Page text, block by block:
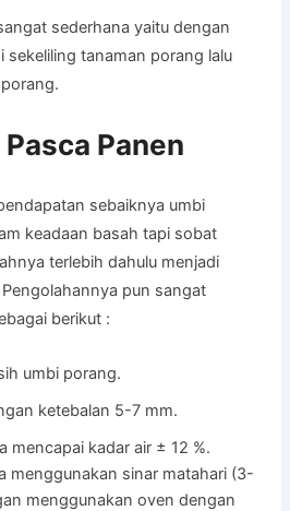
sederhana yaitu dengan
sekeliling tanaman porang lalu
Panen
sebaiknya umbi
keadaan basah tapi sobat
terlebih dahulu menjadi
pun sangat
berikut :
umbi porang.
ketebalan 5-7 mm.
mencapai kadar air ± 12 %.
menggunakan sinar matahari (3-
menggunakan oven dengan